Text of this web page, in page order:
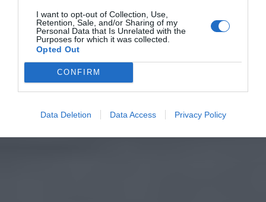
I want to opt-out of Collection, Use,
Retention, Sale, and/or Sharing of my
Personal Data that Is Unrelated with the
Purposes for which it was collected.
Opted Out
CONFIRM
Data Deletion Data Access Privacy Policy